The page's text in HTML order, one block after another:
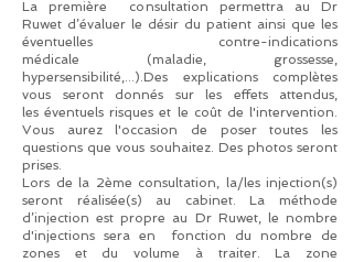
La première consultation permettra au Dr
Ruwet d’évaluer le désir du patient ainsi que les
éventuelles contre-indications
médicale (maladie, grossesse,
hypersensibilité,...).Des explications complètes
vous seront donnés sur les effets attendus,
les éventuels risques et le coût de l'intervention.
Vous aurez l'occasion de poser toutes les
questions que vous souhaitez. Des photos seront
prises.
Lors de la 2ème consultation, la/les injection(s)
seront réalisée(s) au cabinet. La méthode
d’injection est propre au Dr Ruwet, le nombre
d'injections sera en fonction du nombre de
zones et du volume à traiter. La zone